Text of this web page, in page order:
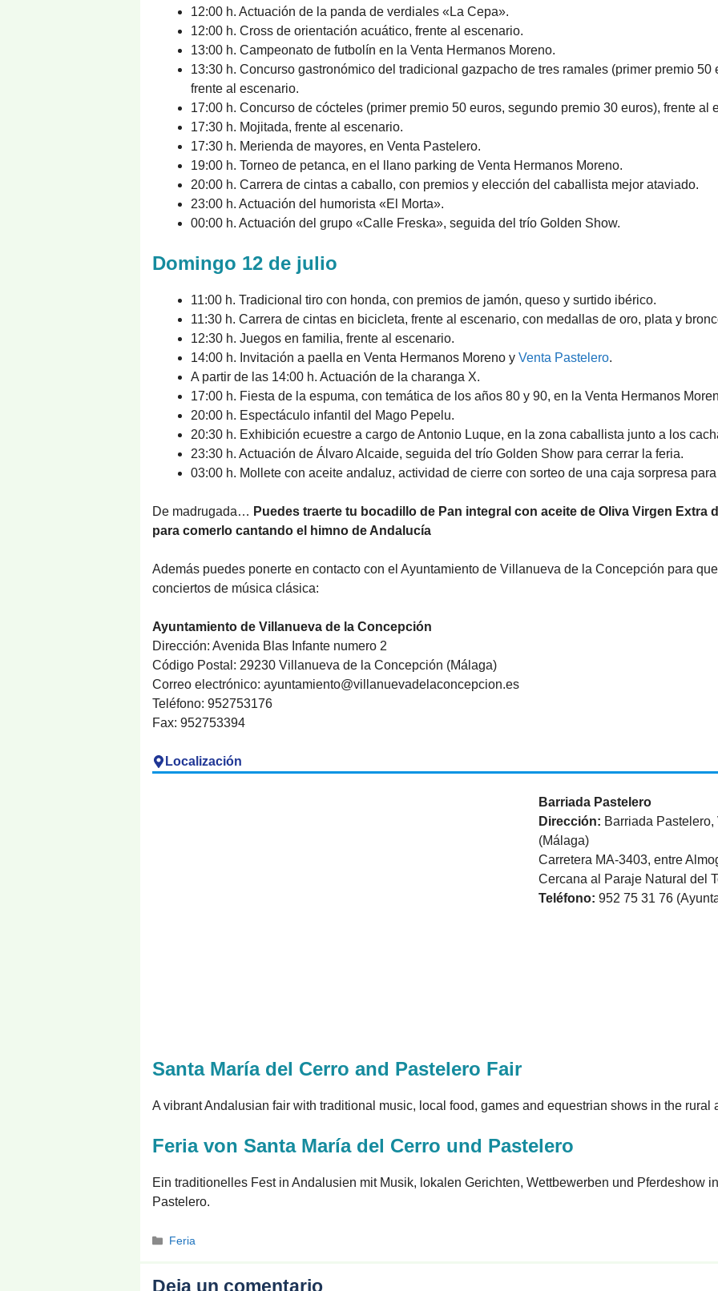
12:00 h. Actuación de la panda de verdiales «La Cepa».
12:00 h. Cross de orientación acuático, frente al escenario.
13:00 h. Campeonato de futbolín en la Venta Hermanos Moreno.
13:30 h. Concurso gastronómico del tradicional gazpacho de tres ramales (primer premio 50
frente al escenario.
17:00 h. Concurso de cócteles (primer premio 50 euros, segundo premio 30 euros), frente al
17:30 h. Mojitada, frente al escenario.
17:30 h. Merienda de mayores, en Venta Pastelero.
19:00 h. Torneo de petanca, en el llano parking de Venta Hermanos Moreno.
20:00 h. Carrera de cintas a caballo, con premios y elección del caballista mejor ataviado.
23:00 h. Actuación del humorista «El Morta».
00:00 h. Actuación del grupo «Calle Freska», seguida del trío Golden Show.
Domingo 12 de julio
11:00 h. Tradicional tiro con honda, con premios de jamón, queso y surtido ibérico.
11:30 h. Carrera de cintas en bicicleta, frente al escenario, con medallas de oro, plata y
12:30 h. Juegos en familia, frente al escenario.
14:00 h. Invitación a paella en Venta Hermanos Moreno y Venta Pastelero.
A partir de las 14:00 h. Actuación de la charanga X.
17:00 h. Fiesta de la espuma, con temática de los años 80 y 90, en la Venta Hermanos
20:00 h. Espectáculo infantil del Mago Pepelu.
20:30 h. Exhibición ecuestre a cargo de Antonio Luque, en la zona caballista junto a los
23:30 h. Actuación de Álvaro Alcaide, seguida del trío Golden Show para cerrar la feria.
03:00 h. Mollete con aceite andaluz, actividad de cierre con sorteo de una caja sorpresa
De madrugada… Puedes traerte tu bocadillo de Pan integral con aceite de Oliva Virgen Extra
para comerlo cantando el himno de Andalucía
Además puedes ponerte en contacto con el Ayuntamiento de Villanueva de la Concepción para
conciertos de música clásica:
Ayuntamiento de Villanueva de la Concepción
Dirección: Avenida Blas Infante numero 2
Código Postal: 29230 Villanueva de la Concepción (Málaga)
Correo electrónico: ayuntamiento@villanuevadelaconcepcion.es
Teléfono: 952753176
Fax: 952753394
Localización
Barriada Pastelero
Dirección: Barriada
(Málaga)
Carretera MA-3403, entre
Cercana al Paraje Natural del
Teléfono: 952 75 31 76
Santa María del Cerro and Pastelero Fair
A vibrant Andalusian fair with traditional music, local food, games and equestrian shows in the rural
Feria von Santa María del Cerro und Pastelero
Ein traditionelles Fest in Andalusien mit Musik, lokalen Gerichten, Wettbewerben und Pferdeshow
Pastelero.
Categorías
Feria
Deja un comentario